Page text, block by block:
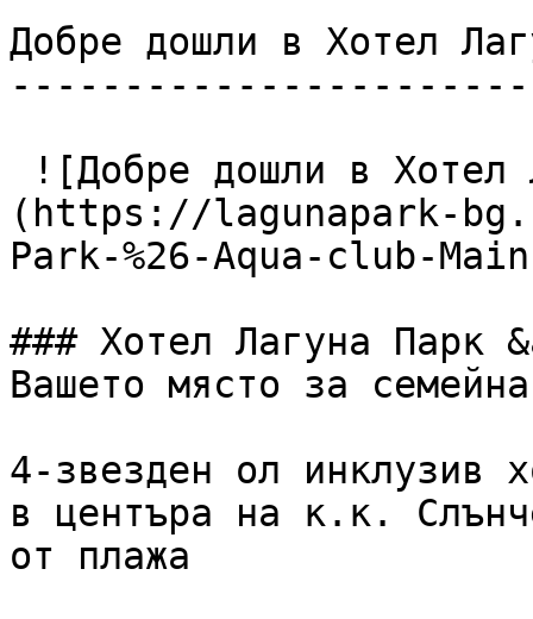
Добре дошли в Хотел
(https://lagunapark-
Park-%26-Aqua-club-
### Хотел Лагуна Парк
Вашето място за
4-звезден ол инклузив
в центъра на к.к.
от плажа